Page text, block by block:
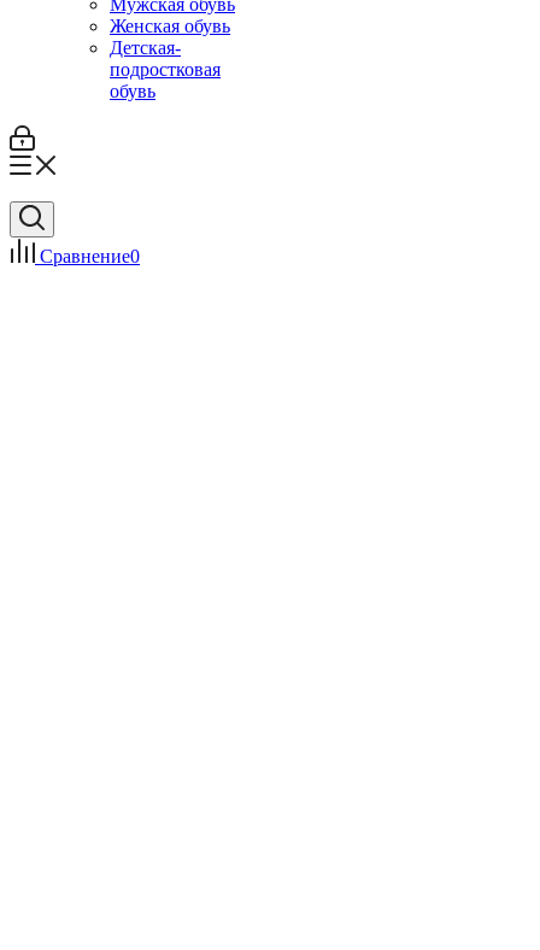
Мужская обувь
Женская обувь
Детская-
подростковая
обувь
Сравнение0